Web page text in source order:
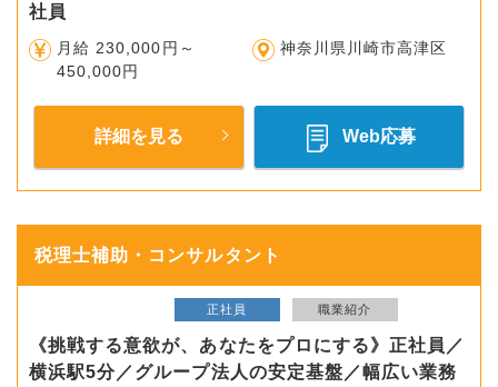
社員
月給 230,000円～
450,000円
神奈川県川崎市高津区
詳細を見る Web応募
税理士補助・コンサルタント
正社員 職業紹介
《挑戦する意欲が、あなたをプロにする》正社員／
横浜駅5分／グループ法人の安定基盤／幅広い業務